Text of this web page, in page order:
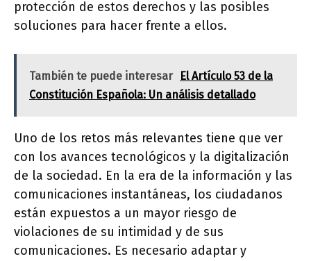
protección de estos derechos y las posibles
soluciones para hacer frente a ellos.
También te puede interesar
El Artículo 53 de la
Constitución Española: Un análisis detallado
Uno de los retos más relevantes tiene que ver
con los avances tecnológicos y la digitalización
de la sociedad. En la era de la información y las
comunicaciones instantáneas, los ciudadanos
están expuestos a un mayor riesgo de
violaciones de su intimidad y de sus
comunicaciones. Es necesario adaptar y